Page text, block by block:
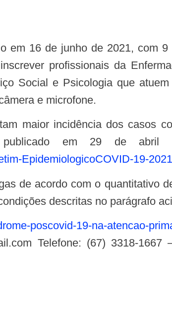
profissionais da
Social e Psicologia que
e microfone.
publicado em 29 de abril
EpidemiologicoCOVID-19-
descritas no parágrafo
poscovid-19-na-atencao-
Telefone: (67) 3318-1667